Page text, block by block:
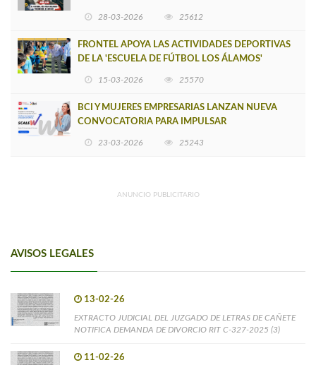
28-03-2026 25612
FRONTEL APOYA LAS ACTIVIDADES DEPORTIVAS
DE LA 'ESCUELA DE FÚTBOL LOS ÁLAMOS'
15-03-2026 25570
BCI Y MUJERES EMPRESARIAS LANZAN NUEVA
CONVOCATORIA PARA IMPULSAR
23-03-2026 25243
ANUNCIO PUBLICITARIO
AVISOS LEGALES
13-02-26
EXTRACTO JUDICIAL DEL JUZGADO DE LETRAS DE CAÑETE
NOTIFICA DEMANDA DE DIVORCIO RIT C-327-2025 (3)
11-02-26